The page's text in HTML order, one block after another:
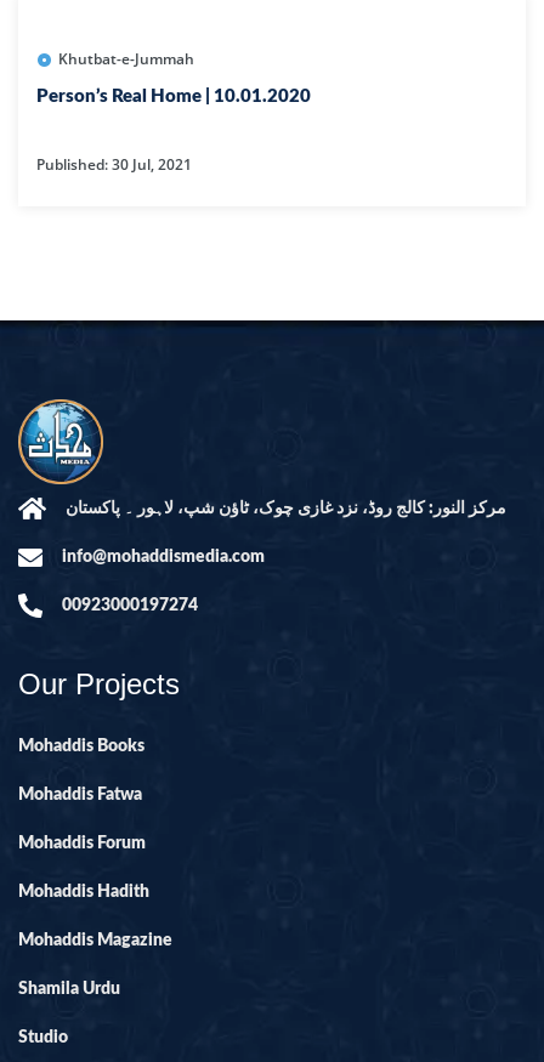
Khutbat-e-Jummah
Person’s Real Home | 10.01.2020
Published: 30 Jul, 2021
مرکز النور: کالج روڈ، نزد غازی چوک، ٹاؤن شپ، لاہور ۔ پاکستان
info@mohaddismedia.com
00923000197274
Our Projects
Mohaddis Books
Mohaddis Fatwa
Mohaddis Forum
Mohaddis Hadith
Mohaddis Magazine
Shamila Urdu
Studio